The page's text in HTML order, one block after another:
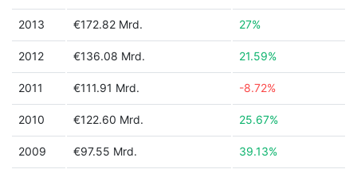
2013 €172.82 Mrd. 27%
2012 €136.08 Mrd. 21.59%
2011 €111.91 Mrd. -8.72%
2010 €122.60 Mrd. 25.67%
2009 €97.55 Mrd. 39.13%